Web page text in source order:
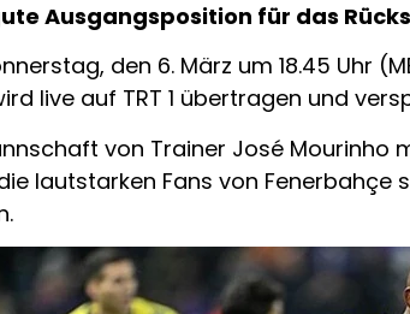
Ausgangsposition für das
den 6. März um 18.45 Uhr
live auf TRT 1 übertragen und
von Trainer José Mourinho
lautstarken Fans von Fenerbahçe